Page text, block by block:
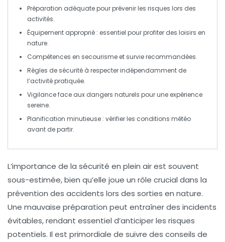
Préparation adéquate pourprévenir les risques lors des
activités.
Équipement approprié : essentiel pour profiter des loisirs en
nature.
Compétences en secourisme et survie recommandées.
Règles de sécurité à respecter indépendamment de
l’activité pratiquée.
Vigilance face aux dangers naturels pour une expérience
sereine.
Planification minutieuse : vérifier les conditions météo
avant de partir.
L’importance de la sécurité en plein airest souvent
sous-estimée, bien qu’elle joue un rôle crucial dans la
prévention des accidents lors des sorties en nature.
Une mauvaise préparation peut entraîner des incidents
évitables, rendant essentiel d’anticiper les risques
potentiels. Il est primordiale de suivre des conseils de